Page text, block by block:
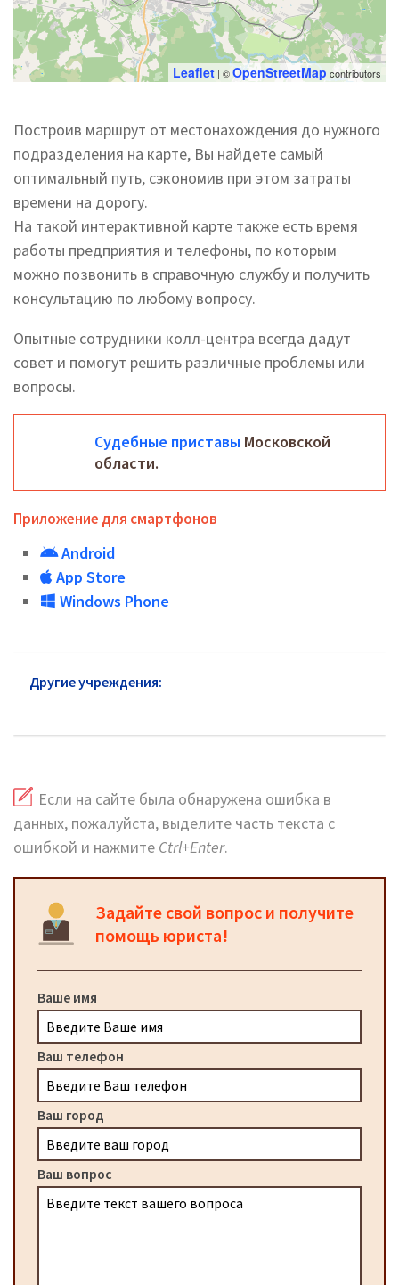
Leaflet | ©OpenStreetMap contributors
Построив маршрут от местонахождения до нужного
подразделения на карте, Вы найдете самый
оптимальный путь, сэкономив при этом затраты
времени на дорогу.
На такой интерактивной карте также есть время
работы предприятия и телефоны, по которым
можно позвонить в справочную службу и получить
консультацию по любому вопросу.
Опытные сотрудники колл-центра всегда дадут
совет и помогут решить различные проблемы или
вопросы.
Судебные приставы Московской
области.
Приложение для смартфонов
Android
App Store
Windows Phone
Другие учреждения:
Если на сайте была обнаружена ошибка в
данных, пожалуйста, выделите часть текста с
ошибкой и нажмите Ctrl+Enter.
Задайте свой вопрос и получите
помощь юриста!
Ваше имя
Ваш телефон
Ваш город
Ваш вопрос